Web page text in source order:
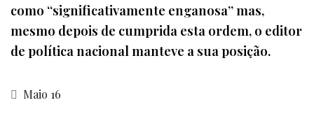
como “significativamente enganosa” mas,
mesmo depois de cumprida esta ordem, o editor
de política nacional manteve a sua posição.
Maio 16